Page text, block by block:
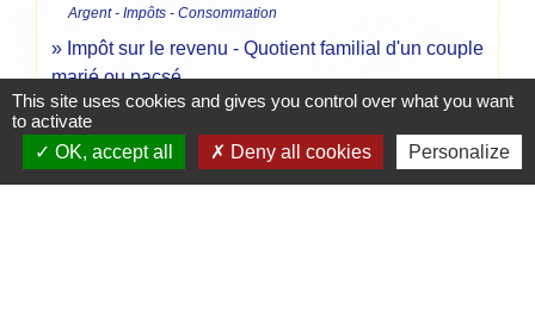
Argent - Impôts - Consommation
Impôt sur le revenu - Quotient familial d'un couple
marié ou pacsé
Argent - Impôts - Consommation
Impôt sur le revenu - Quotient familial d'une
personne seule
Argent - Impôts - Consommation
This site uses cookies and gives you control over what you want
to activate
OK, accept all
Deny all cookies Personalize